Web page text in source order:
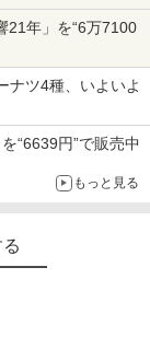
21年」を“6万7100
ナツ4種、いよいよ
“6639円”で販売中
もっと見る